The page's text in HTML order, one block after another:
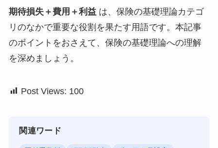
期待損失＋費用＋利益は、保険の基礎理論カテゴ
リのなかで重要な役割を果たす用語です。本記事
のポイントをおさえて、保険の基礎理論への理解
を深めましょう。
Post Views: 100
関連ワード